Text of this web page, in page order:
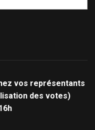
vos représentants
des votes)